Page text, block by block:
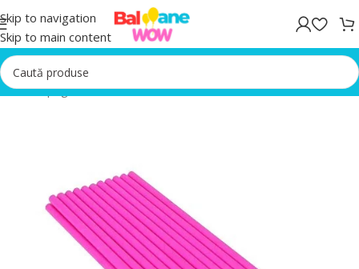
Skip to navigation
Skip to main content
Prima pagină/Accesorii Petrecere